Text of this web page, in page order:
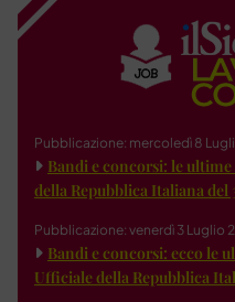
Pubblicazione: mercoledì 8
Bandi e concorsi: le
della Repubblica Italiana del
Pubblicazione: venerdì 3 Luglio
Bandi e concorsi: ecco le
Ufficiale della Repubblica